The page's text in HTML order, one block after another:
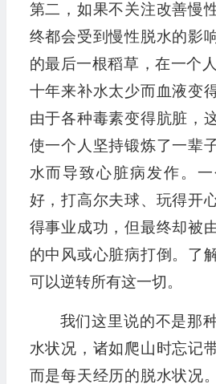
第二，如果不关注改善慢
终都会受到慢性脱水的影
的最后一根稻草，在一个
十年来补水太少而血液变
由于各种毒素变得肮脏，
使一个人坚持锻炼了一辈
水而导致心脏病发作。
好，打高尔夫球、玩得开
得事业成功，但最终却被
的中风或心脏病打倒。了
可以逆转所有这一切。
我们这里说的不是那
水状况，诸如爬山时忘记
而是每天经历的脱水状况